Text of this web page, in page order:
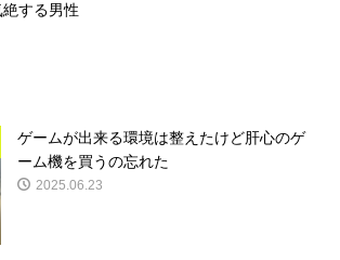
する男性
ゲームが出来る環境は整えたけど肝心のゲ
ーム機を買うの忘れた
2025.06.23